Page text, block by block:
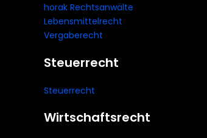
horak Rechtsanwälte
Lebensmittelrecht
Vergaberecht
Steuerrecht
Steuerrecht
Wirtschaftsrecht